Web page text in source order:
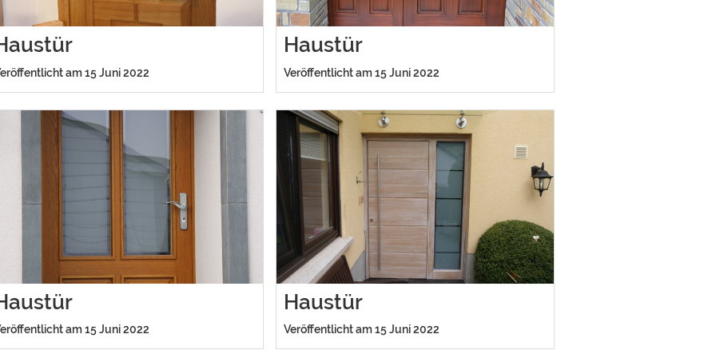
am 15 Juni 2022
Haustür
Veröffentlicht am 15 Juni 2022
am 15 Juni 2022
Haustür
Veröffentlicht am 15 Juni 2022